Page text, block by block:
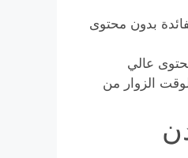
بدون محتوى
عالي
الزوار من